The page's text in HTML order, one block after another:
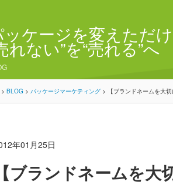
ケージを変えただ
れない”を“売れる”へ
> BLOG > パッケージマーケティング > 【ブランドネームを大
年01月25日
ブランドネームを大